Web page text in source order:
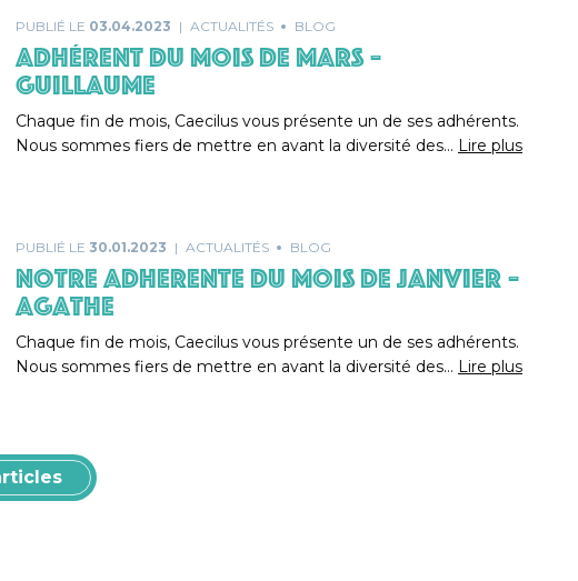
PUBLIÉ LE 03.04.2023 ACTUALITÉS BLOG
ADHÉRENT DU MOIS DE MARS –
GUILLAUME
Chaque fin de mois, Caecilus vous présente un de ses adhérents.
Nous sommes fiers de mettre en avant la diversité des… Lire plus
PUBLIÉ LE 30.01.2023 ACTUALITÉS BLOG
NOTRE ADHERENTE DU MOIS DE JANVIER –
AGATHE
Chaque fin de mois, Caecilus vous présente un de ses adhérents.
Nous sommes fiers de mettre en avant la diversité des… Lire plus